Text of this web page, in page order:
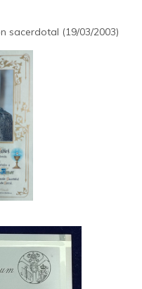
sacerdotal (19/03/2003)